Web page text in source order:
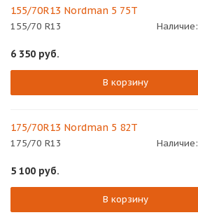
155/70R13 Nordman 5 75T
155/70 R13 Наличие:
6 350 руб.
В корзину
175/70R13 Nordman 5 82T
175/70 R13 Наличие:
5 100 руб.
В корзину